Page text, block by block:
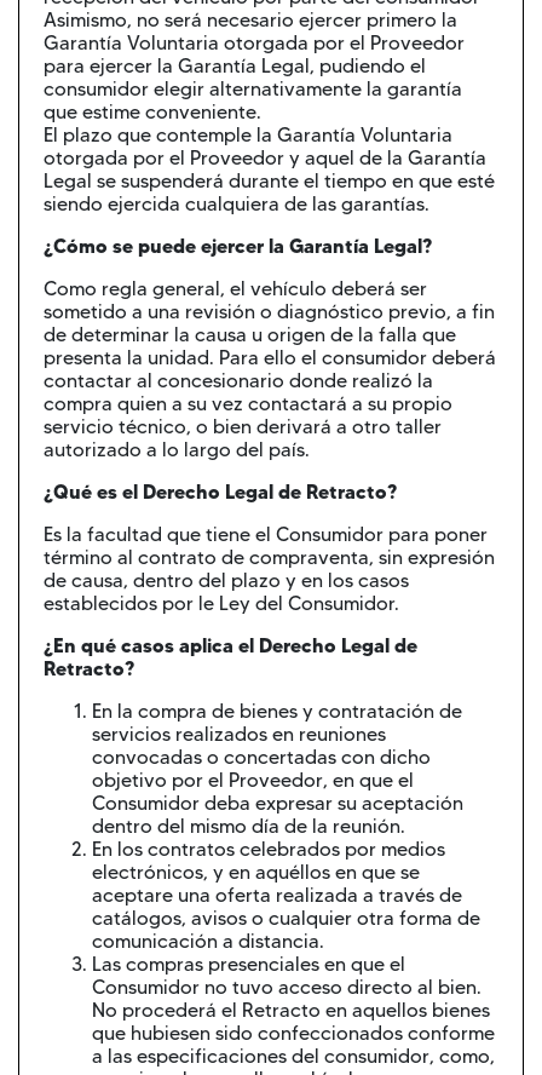
Asimismo, no será necesario ejercer primero la
Garantía Voluntaria otorgada por el Proveedor
para ejercer la Garantía Legal, pudiendo el
consumidor elegir alternativamente la garantía
que estime conveniente.
El plazo que contemple la Garantía Voluntaria
otorgada por el Proveedor y aquel de la Garantía
Legal se suspenderá durante el tiempo en que esté
siendo ejercida cualquiera de las garantías.
¿Cómo se puede ejercer la Garantía Legal?
Como regla general, el vehículo deberá ser
sometido a una revisión o diagnóstico previo, a fin
de determinar la causa u origen de la falla que
presenta la unidad. Para ello el consumidor deberá
contactar al concesionario donde realizó la
compra quien a su vez contactará a su propio
servicio técnico, o bien derivará a otro taller
autorizado a lo largo del país.
¿Qué es el Derecho Legal de Retracto?
Es la facultad que tiene el Consumidor para poner
término al contrato de compraventa, sin expresión
de causa, dentro del plazo y en los casos
establecidos por le Ley del Consumidor.
¿En qué casos aplica el Derecho Legal de
Retracto?
En la compra de bienes y contratación de
servicios realizados en reuniones
convocadas o concertadas con dicho
objetivo por el Proveedor, en que el
Consumidor deba expresar su aceptación
dentro del mismo día de la reunión.
En los contratos celebrados por medios
electrónicos, y en aquéllos en que se
aceptare una oferta realizada a través de
catálogos, avisos o cualquier otra forma de
comunicación a distancia.
Las compras presenciales en que el
Consumidor no tuvo acceso directo al bien.
No procederá el Retracto en aquellos bienes
que hubiesen sido confeccionados conforme
a las especificaciones del consumidor, como,